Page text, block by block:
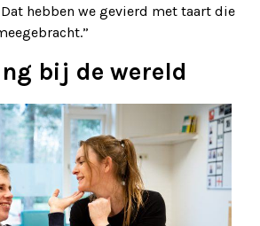
hebben we gevierd met taart die
bij de wereld